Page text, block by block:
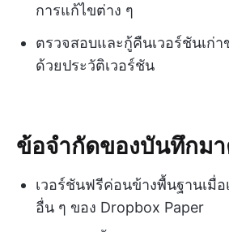
การแก้ไขต่าง ๆ
ตรวจสอบและกู้คืนเวอร์ชันเก่
ด้วยประวัติเวอร์ชัน
ข้อจำกัดของบันทึกม
เวอร์ชันฟรีค่อนข้างพื้นฐานเมื่อ
อื่น ๆ ของ Dropbox Paper